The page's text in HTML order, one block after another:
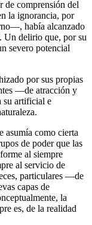
de comprensión del
la ignorancia, por
había alcanzado
Un delirio que, por su
severo potencial
por sus propias
―de atracción y
su artificial e
asumía como cierta
de poder que las
al siempre
al servicio de
particulares ―de
capas de
la
es, de la realidad